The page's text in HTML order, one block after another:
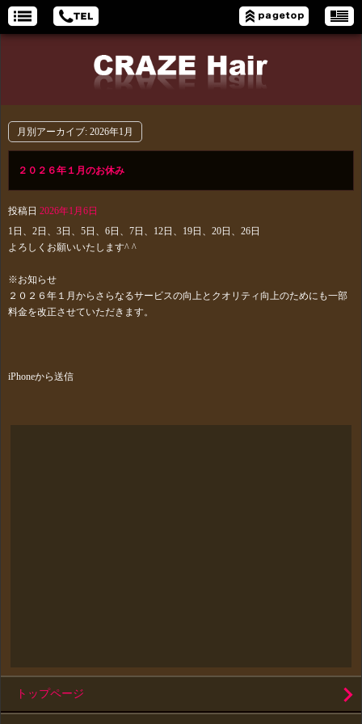
月別アーカイブ: 2026年1月
２０２６年１月のお休み
投稿日 2026年1月6日
1日、2日、3日、5日、6日、7日、12日、19日、20日、26日
よろしくお願いいたします^ ^
※お知らせ
２０２６年１月からさらなるサービスの向上とクオリティ向上のためにも一部
料金を改正させていただきます。
iPhoneから送信
トップページ